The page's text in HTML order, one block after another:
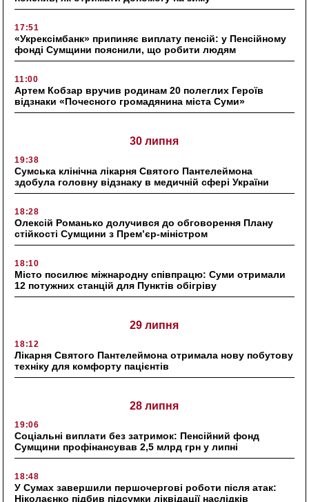
17:51
«Укрексімбанк» припиняє виплату пенсій: у Пенсійному
фонді Сумщини пояснили, що робити людям
11:00
Артем Кобзар вручив родинам 20 полеглих Героїв
відзнаки «Почесного громадянина міста Суми»
30 липня
19:38
Сумська клінічна лікарня Святого Пантелеймона
здобула головну відзнаку в медичній сфері України
18:28
Олексій Романько долучився до обговорення Плану
стійкості Сумщини з Прем’єр-міністром
18:10
Місто посилює міжнародну співпрацю: Суми отримали
12 потужних станцій для Пунктів обігріву
29 липня
18:12
Лікарня Святого Пантелеймона отримала нову побутову
техніку для комфорту пацієнтів
28 липня
19:06
Соціальні виплати без затримок: Пенсійний фонд
Сумщини профінансував 2,5 млрд грн у липні
18:48
У Сумах завершили першочергові роботи після атак:
Ніколаєнко підбив підсумки ліквідації наслідків